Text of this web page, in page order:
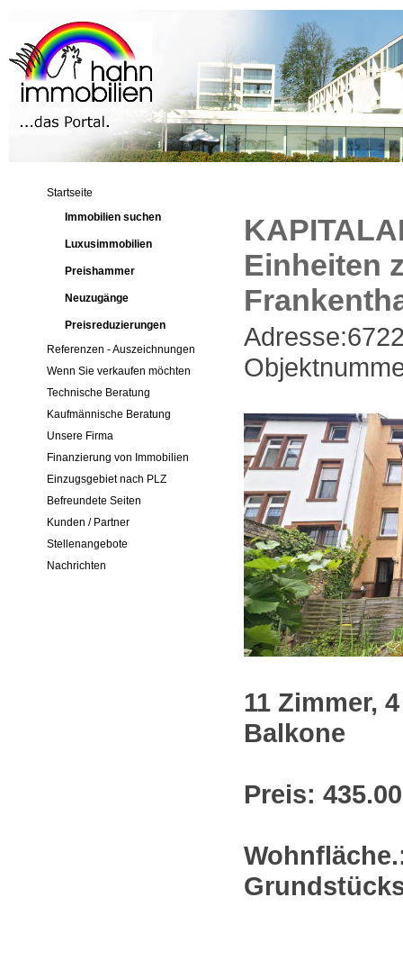
Startseite
Immobilien suchen
Luxusimmobilien
Preishammer
Neuzugänge
Preisreduzierungen
Referenzen - Auszeichnungen
Wenn Sie verkaufen möchten
Technische Beratung
Kaufmännische Beratung
Unsere Firma
Finanzierung von Immobilien
Einzugsgebiet nach PLZ
Befreundete Seiten
Kunden / Partner
Stellenangebote
Nachrichten
Einheiten
11 Zimmer,
Balkone
Preis: